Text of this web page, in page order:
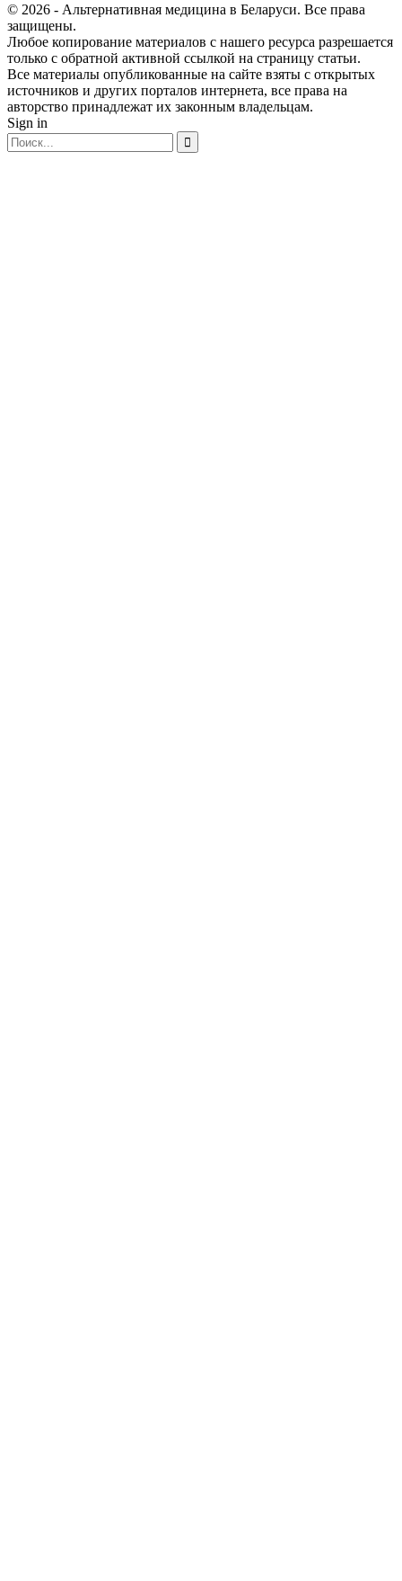
© 2026 - Альтернативная медицина в Беларуси. Все права
защищены.
Любое копирование материалов с нашего ресурса разрешается
только с обратной активной ссылкой на страницу статьи.
Все материалы опубликованные на сайте взяты с открытых
источников и других порталов интернета, все права на
авторство принадлежат их законным владельцам.
Sign in